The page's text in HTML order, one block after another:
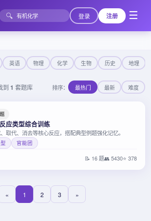
🔍 登录 注册 ☰
英语 物理 化学 生物 历史 地理
到 1 套题库 排序： 最热门 最新 难度
应类型综合训练
取代、消去等核心反应，搭配典型例题强化记忆。
官能团
📝 16 题👥 5430⭐ 378
« 1 2 3 »